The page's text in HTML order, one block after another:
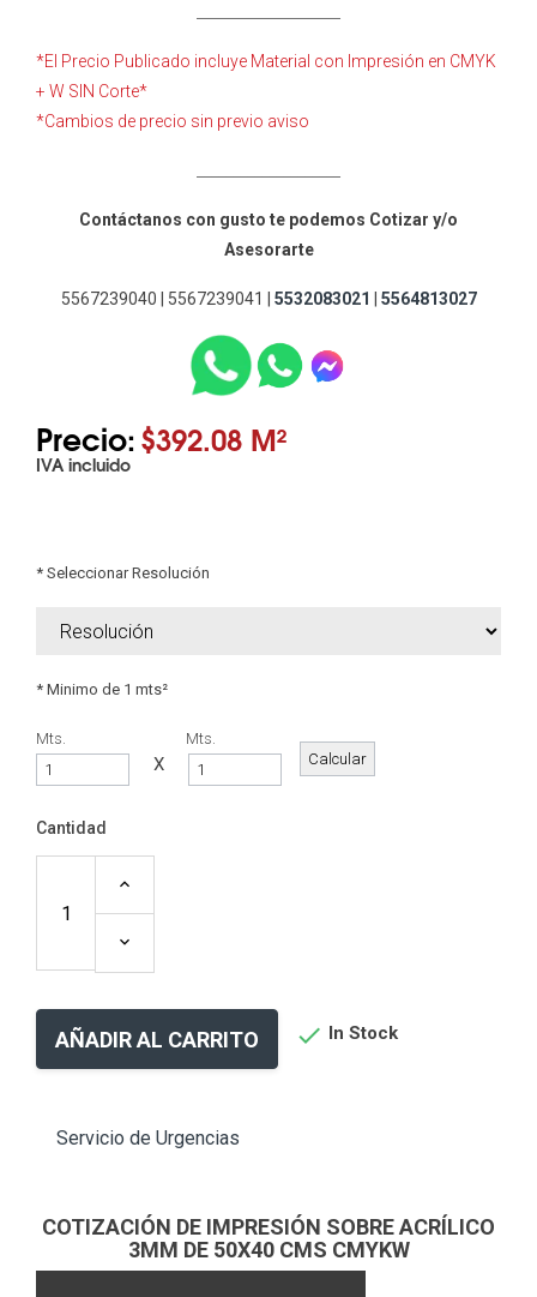
*El Precio Publicado incluye Material con Impresión en CMYK
+ W SIN Corte*
*Cambios de precio sin previo aviso
Contáctanos con gusto te podemos Cotizar y/o
Asesorarte
5567239040 | 5567239041 | 5532083021 5564813027
Precio:$392.08 M²
IVA incluido
* Seleccionar Resolución
* Minimo de 1 mts²
Mts.
X
Mts.
Cantidad
AÑADIR AL CARRITO  In Stock
Servicio de Urgencias
COTIZACIÓN DE IMPRESIÓN SOBRE ACRÍLICO
3MM DE 50X40 CMS CMYKW